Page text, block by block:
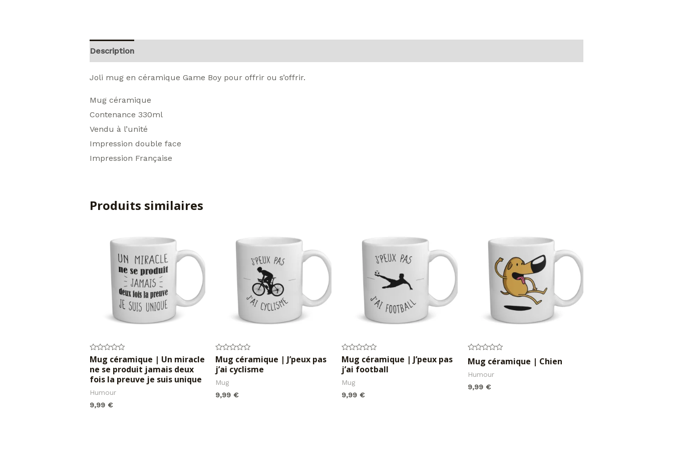
Description
Joli mug en céramique Game Boy pour offrir ou s’offrir.
Mug céramique
Contenance 330ml
Vendu à l’unité
Impression double face
Impression Française
Produits similaires
Note
0
sur
5
Mug céramique | Un miracle
ne se produit jamais deux
fois la preuve je suis unique
Humour
9,99 €
Note
0
sur
5
Mug céramique | J’peux pas
j’ai cyclisme
Mug
9,99 €
Note
0
sur
5
Mug céramique | J’peux pas
j’ai football
Mug
9,99 €
Note
0
5
Mug céramique | Chien
Humour
9,99 €